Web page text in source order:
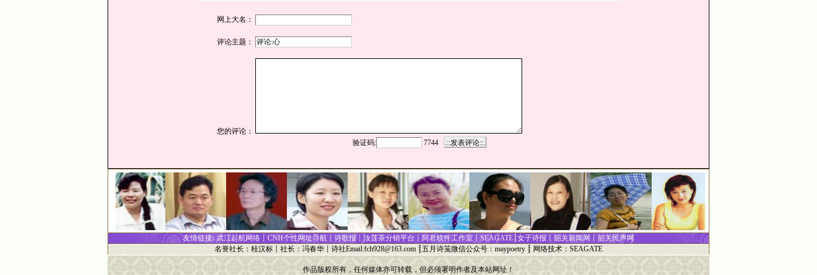
网上大名：
评论主题：
您的评论：
验证码:
7744
友情链接: 武江起航网络┋ CNH个性网址导航┋ 诗歌报┋汝莲茶分销平台 ┋ 阿君软件工作室 ┋ SEAGATE┋女子诗报 ┋ 韶关新闻网 ┋ 韶关民声网
名誉社长：桂汉标┋社长：冯春华┋诗社Email:fch928@163.com ┋五月诗笺微信公众号：maypoetry┋ 网络技术：SEAGATE
作品版权所有，任何媒体亦可转载，但必须署明作者及本站网址！